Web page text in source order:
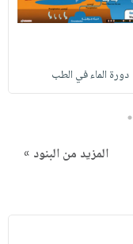
دورة الماء في الطب
5
المزيد من البنود »